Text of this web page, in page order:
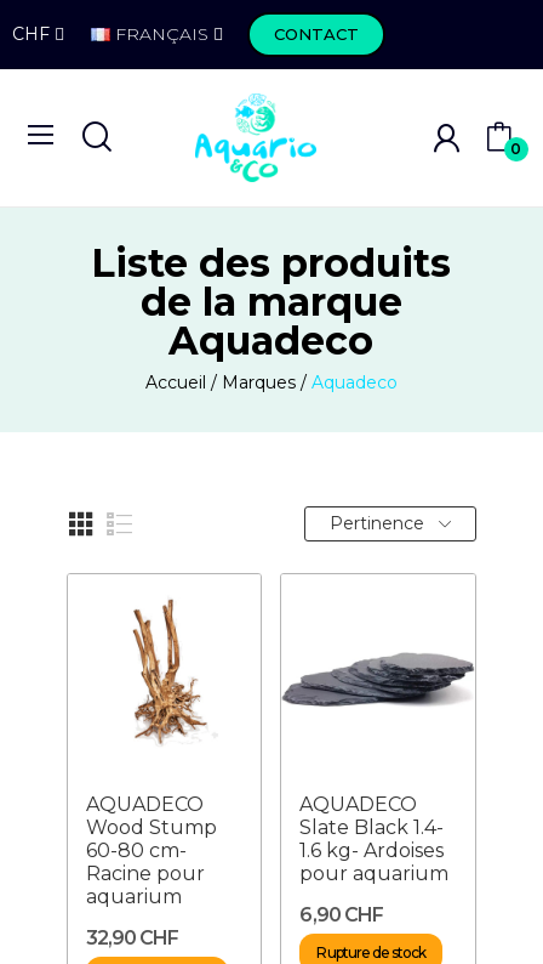
CHF FRANÇAIS CONTACT
0
Liste des produits
de la marque
Aquadeco
Accueil Marques Aquadeco
Pertinence
AQUADECO
Wood Stump
60-80 cm-
Racine pour
aquarium
32,90 CHF
AQUADECO
Slate Black 1.4-
1.6 kg- Ardoises
pour aquarium
6,90 CHF
Rupture de stock